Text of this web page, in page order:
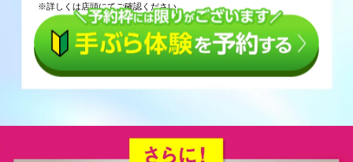
※詳しくは店頭にてご確認ください。